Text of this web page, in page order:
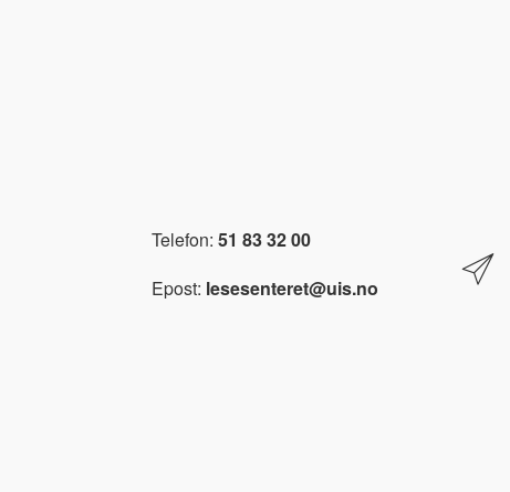
Telefon: 51 83 32 00
Epost: lesesenteret@uis.no